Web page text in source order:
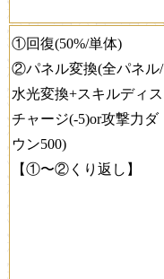
①回復(50%/単体)
②パネル変換(全パネル/
水光変換+スキルディス
チャージ(-5)or攻撃力ダ
ウン500)
【①〜②くり返し】